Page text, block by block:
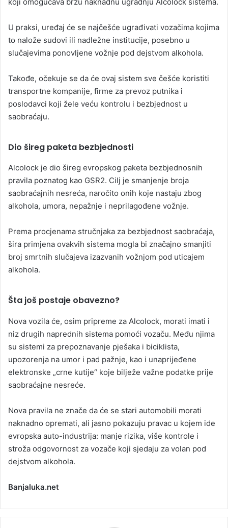
U praksi, uređaj će se najčešće ugrađivati vozačima kojima
to nalože sudovi ili nadležne institucije, posebno u
slučajevima ponovljene vožnje pod dejstvom alkohola.
Takođe, očekuje se da će ovaj sistem sve češće koristiti
transportne kompanije, firme za prevoz putnika i
poslodavci koji žele veću kontrolu i bezbjednost u
saobraćaju.
Dio šireg paketa bezbjednosti
Alcolock je dio šireg evropskog paketa bezbjednosnih
pravila poznatog kao GSR2. Cilj je smanjenje broja
saobraćajnih nesreća, naročito onih koje nastaju zbog
alkohola, umora, nepažnje i neprilagođene vožnje.
Prema procjenama stručnjaka za bezbjednost saobraćaja,
šira primjena ovakvih sistema mogla bi značajno smanjiti
broj smrtnih slučajeva izazvanih vožnjom pod uticajem
alkohola.
Šta još postaje obavezno?
Nova vozila će, osim pripreme za Alcolock, morati imati i
niz drugih naprednih sistema pomoći vozaču. Među njima
su sistemi za prepoznavanje pješaka i biciklista,
upozorenja na umor i pad pažnje, kao i unaprijeđene
elektronske „crne kutije“ koje bilježe važne podatke prije
saobraćajne nesreće.
Nova pravila ne znače da će se stari automobili morati
naknadno opremati, ali jasno pokazuju pravac u kojem ide
evropska auto-industrija: manje rizika, više kontrole i
stroža odgovornost za vozače koji sjedaju za volan pod
dejstvom alkohola.
Banjaluka.net